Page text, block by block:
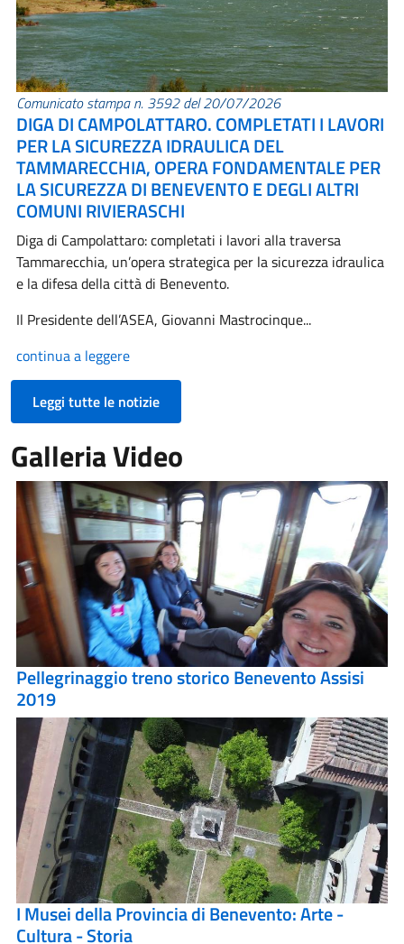
Comunicato stampa n. 3592 del 20/07/2026
DIGA DI CAMPOLATTARO. COMPLETATI I LAVORI
PER LA SICUREZZA IDRAULICA DEL
TAMMARECCHIA, OPERA FONDAMENTALE PER
LA SICUREZZA DI BENEVENTO E DEGLI ALTRI
COMUNI RIVIERASCHI
Diga di Campolattaro: completati i lavori alla traversa
Tammarecchia, un’opera strategica per la sicurezza idraulica
e la difesa della città di Benevento.
Il Presidente dell’ASEA, Giovanni Mastrocinque...
continua a leggere
Leggi tutte le notizie
Galleria Video
Pellegrinaggio treno storico Benevento Assisi
2019
I Musei della Provincia di Benevento: Arte -
Cultura - Storia